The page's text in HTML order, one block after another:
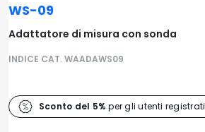
WS-09
Adattatore di misura con sonda
INDICE CAT. WAADAWS09
Sconto del 5% per gli utenti registrati